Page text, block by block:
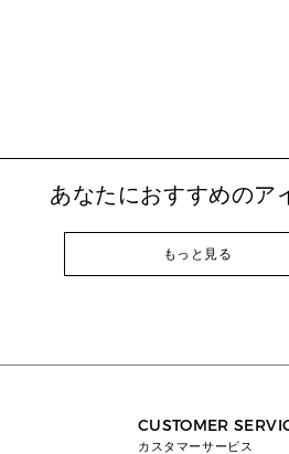
あなたにおすすめのア
もっと見る
CUSTOMER
カスタマーサービス